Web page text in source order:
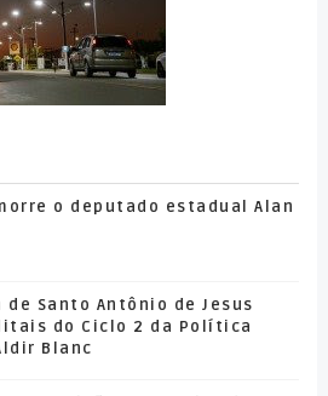
o deputado estadual Alan
Santo Antônio de Jesus
do Ciclo 2 da Política
Blanc